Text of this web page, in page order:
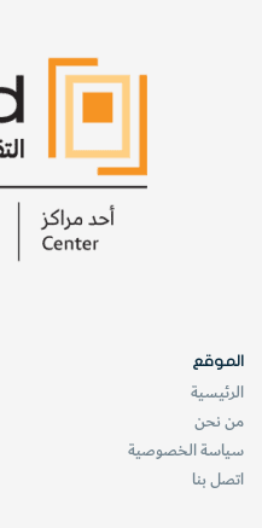
الموقع
الرئيسية
من نحن
سياسة الخصوصية
اتصل بنا